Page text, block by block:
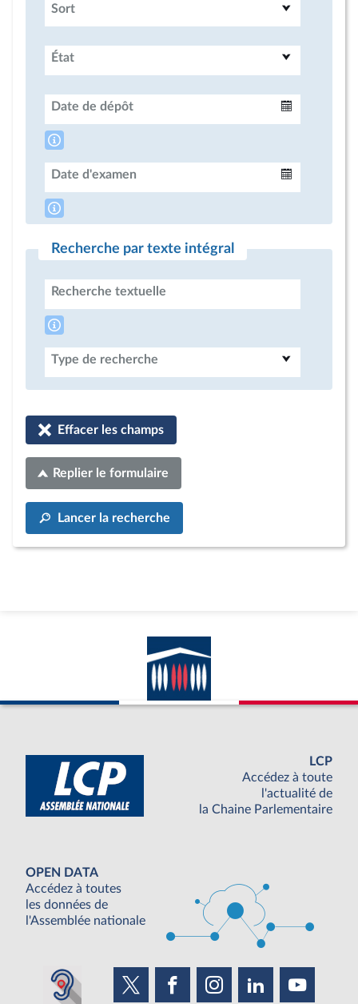
Sort
État
Date de dépôt
Date d'examen
Recherche par texte intégral
Recherche textuelle
Type de recherche
Effacer les champs
Replier le formulaire
Lancer la recherche
LCP
Accédez à toute
l'actualité de
la Chaine Parlementaire
OPEN DATA
Accédez à toutes
les données de
l'Assemblée nationale